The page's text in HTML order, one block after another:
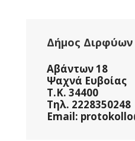
Δήμος
Αβάντων 18
Ψαχνά Ευβοίας
Τ.Κ. 34400
Τηλ. 2228350248
Email: